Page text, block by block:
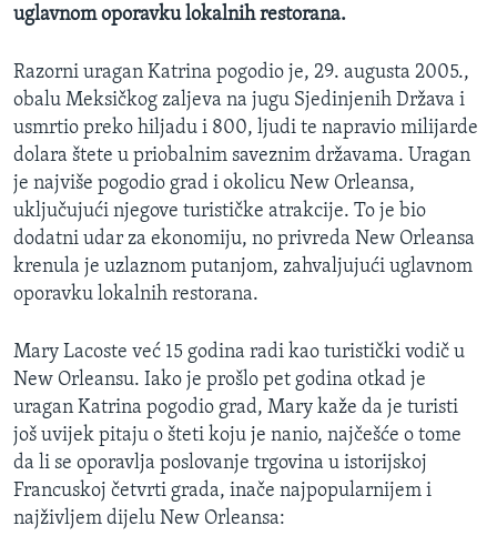
Jezici
uglavnom oporavku lokalnih restorana.
Razorni uragan Katrina pogodio je, 29. augusta 2005.,
obalu Meksičkog zaljeva na jugu Sjedinjenih Država i
usmrtio preko hiljadu i 800, ljudi te napravio milijarde
dolara štete u priobalnim saveznim državama. Uragan
je najviše pogodio grad i okolicu New Orleansa,
uključujući njegove turističke atrakcije. To je bio
dodatni udar za ekonomiju, no privreda New Orleansa
krenula je uzlaznom putanjom, zahvaljujući uglavnom
oporavku lokalnih restorana.
Mary Lacoste već 15 godina radi kao turistički vodič u
New Orleansu. Iako je prošlo pet godina otkad je
uragan Katrina pogodio grad, Mary kaže da je turisti
još uvijek pitaju o šteti koju je nanio, najčešće o tome
da li se oporavlja poslovanje trgovina u istorijskoj
Francuskoj četvrti grada, inače najpopularnijem i
najživljem dijelu New Orleansa: